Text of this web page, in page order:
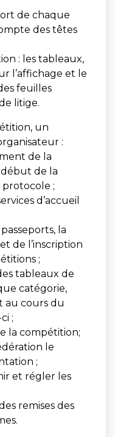
de chaque
des têtes
: les tableaux,
l’affichage et le
feuilles
litige.
un
:
de la
de la
protocole ;
d’accueil
la
de l’inscription
;
tableaux de
catégorie,
au cours du
;
la compétition;
le
;
et régler les
remises des